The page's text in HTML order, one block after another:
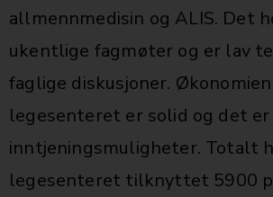
allmennmedisin og ALIS. Det
ukentlige fagmøter og er lav
faglige diskusjoner.
legesenteret er solid og det er
inntjeningsmuligheter. Totalt
legesenteret tilknyttet 5900